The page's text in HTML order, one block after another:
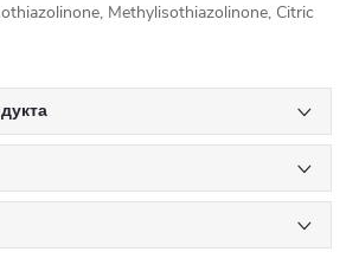
Methylisothiazolinone, Citric